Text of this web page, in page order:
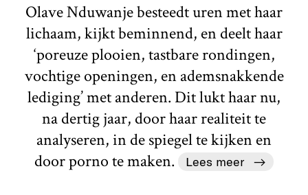
Olave Nduwanje besteedt uren met haar
lichaam, kijkt beminnend, en deelt haar
‘poreuze plooien, tastbare rondingen,
vochtige openingen, en ademsnakkende
lediging’ met anderen. Dit lukt haar nu,
na dertig jaar, door haar realiteit te
analyseren, in de spiegel te kijken en
door porno te maken.
Lees meer